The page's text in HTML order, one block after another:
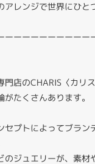
アレンジで世界にひと
ーーーーーーーーー
門店のCHARIS〈カリ
たくさんあります。
セプトによってブラ
のジュエリーが、素